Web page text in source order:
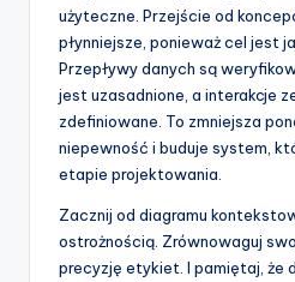
użyteczne. Przejście od
płynniejsze, ponieważ cel jest
Przepływy danych są
jest uzasadnione, a interakcje
zdefiniowane. To zmniejsza
niepewność i buduje system,
etapie projektowania.
Zacznij od diagramu
ostrożnością. Zrównowaguj
precyzję etykiet. I pamiętaj, że